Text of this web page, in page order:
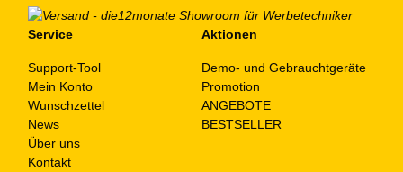
Service
Support-Tool
Mein Konto
Wunschzettel
News
Über uns
Kontakt
Aktionen
Demo- und Gebrauchtgeräte
Promotion
ANGEBOTE
BESTSELLER